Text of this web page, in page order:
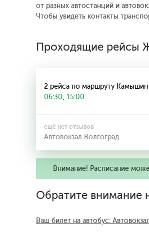
от разных автостанций и
Чтобы увидеть контакты
Проходящие рейсы
2 рейса по маршруту
06:30, 15:00.
ещё нет отзывов
Автовокзал Волгоград
Внимание! Расписание
Обратите внимание
Ваш билет на автобус: